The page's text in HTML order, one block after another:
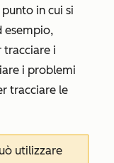
in cui si
esempio,
i
i problemi
tracciare le
utilizzare